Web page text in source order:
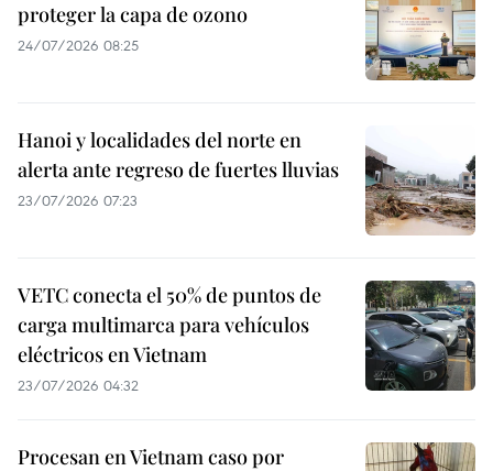
proteger la capa de ozono
24/07/2026 08:25
Hanoi y localidades del norte en
alerta ante regreso de fuertes lluvias
23/07/2026 07:23
VETC conecta el 50% de puntos de
carga multimarca para vehículos
eléctricos en Vietnam
23/07/2026 04:32
Procesan en Vietnam caso por